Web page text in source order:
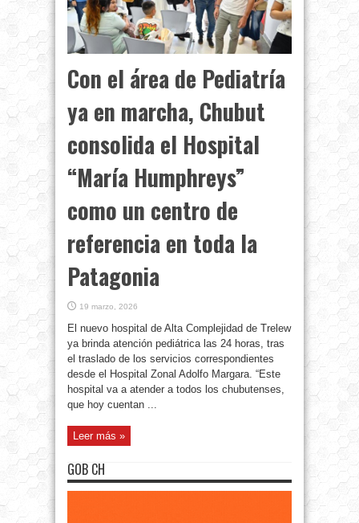
Con el área de Pediatría
ya en marcha, Chubut
consolida el Hospital
“María Humphreys”
como un centro de
referencia en toda la
Patagonia
19 marzo, 2026
El nuevo hospital de Alta Complejidad de Trelew
ya brinda atención pediátrica las 24 horas, tras
el traslado de los servicios correspondientes
desde el Hospital Zonal Adolfo Margara. “Este
hospital va a atender a todos los chubutenses,
que hoy cuentan ...
Leer más »
GOB CH